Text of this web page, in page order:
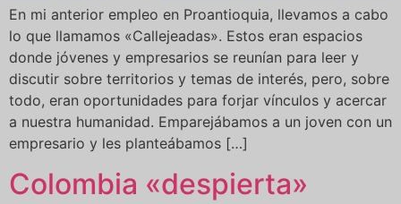
En mi anterior empleo en Proantioquia, llevamos a cabo
lo que llamamos «Callejeadas». Estos eran espacios
donde jóvenes y empresarios se reunían para leer y
discutir sobre territorios y temas de interés, pero, sobre
todo, eran oportunidades para forjar vínculos y acercar
a nuestra humanidad. Emparejábamos a un joven con un
empresario y les planteábamos […]
Colombia «despierta»